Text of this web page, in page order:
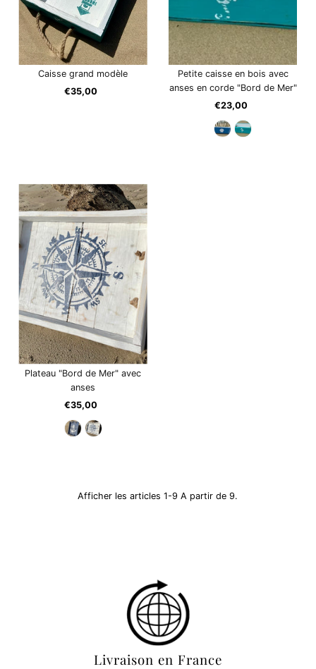
Caisse grand modèle
Prix
€35,00
Petite caisse en bois avec
anses en corde "Bord de Mer"
Prix
ordinaire
€23,00
Plateau "Bord de Mer" avec
anses
Prix
ordinaire
€35,00
Afficher les articles 1-9 A partir de 9.
Livraison en France